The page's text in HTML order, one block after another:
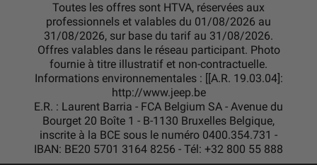
Toutes les offres sont HTVA, réservées aux
professionnels et valables du 01/08/2026 au
31/08/2026, sur base du tarif au 31/08/2026.
Offres valables dans le réseau participant. Photo
fournie à titre illustratif et non-contractuelle.
Informations environnementales : [[A.R. 19.03.04]:
http://www.jeep.be
E.R. : Laurent Barria - FCA Belgium SA - Avenue du
Bourget 20 Boîte 1 - B-1130 Bruxelles Belgique,
inscrite à la BCE sous le numéro 0400.354.731 -
IBAN: BE20 5701 3164 8256 - Tél: +32 800 55 888